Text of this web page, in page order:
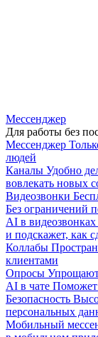
Мессенджер
Для работы без
Мессенджер
людей
Каналы Удобно
вовлекать новых
Видеозвонки
Без ограничений
AI в видеозвонках
и подскажет, как
Коллабы
клиентами
Опросы Упрощают
AI в чате Поможет
Безопасность
персональных
Мобильный